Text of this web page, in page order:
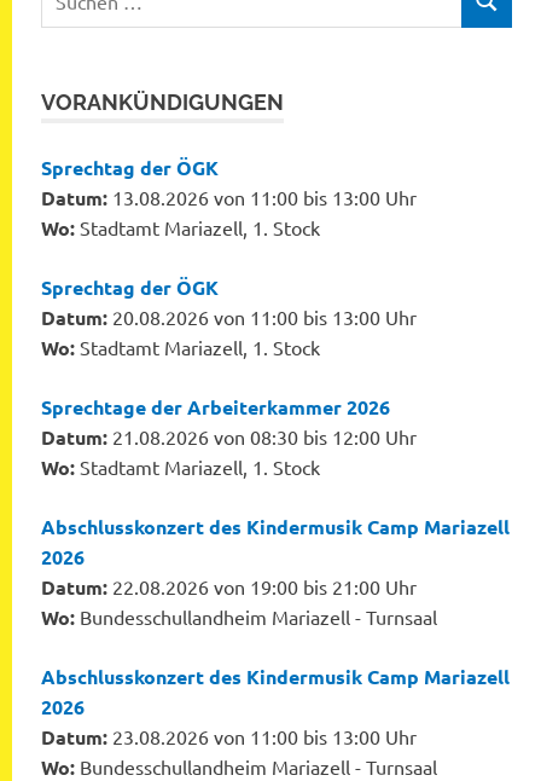
nach:
SUCHEN
VORANKÜNDIGUNGEN
Sprechtag der ÖGK
Datum: 13.08.2026 von 11:00 bis 13:00 Uhr
Wo: Stadtamt Mariazell, 1. Stock
Sprechtag der ÖGK
Datum: 20.08.2026 von 11:00 bis 13:00 Uhr
Wo: Stadtamt Mariazell, 1. Stock
Sprechtage der Arbeiterkammer 2026
Datum: 21.08.2026 von 08:30 bis 12:00 Uhr
Wo: Stadtamt Mariazell, 1. Stock
Abschlusskonzert des Kindermusik Camp Mariazell
2026
Datum: 22.08.2026 von 19:00 bis 21:00 Uhr
Wo: Bundesschullandheim Mariazell - Turnsaal
Abschlusskonzert des Kindermusik Camp Mariazell
2026
Datum: 23.08.2026 von 11:00 bis 13:00 Uhr
Wo: Bundesschullandheim Mariazell - Turnsaal